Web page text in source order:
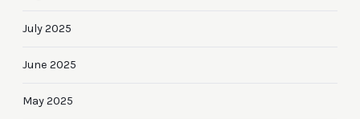
July 2025
June 2025
May 2025